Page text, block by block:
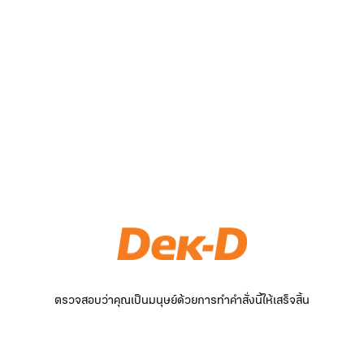
ตรวจสอบว่าคุณเป็นมนุษย์ด้วยการทำคำสั่งนี้ให้เสร็จสิ้น